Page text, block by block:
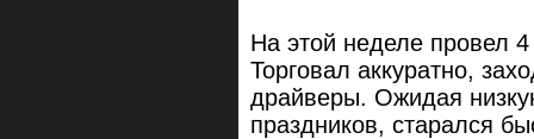
На этой неделе провел
Торговал аккуратно,
драйверы. Ожидая
праздников, старался